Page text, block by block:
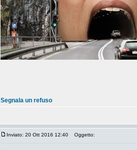
Segnala un refuso
Inviato: 20 Ott 2016 12:40 Oggetto: